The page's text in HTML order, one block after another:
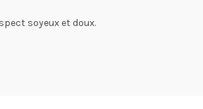
soyeux et doux.